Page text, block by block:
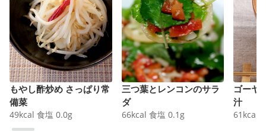
もやし酢炒め さっぱり常
備菜
49kcal 食塩 0.0g
三つ葉とレンコンのサラ
ダ
66kcal 食塩 0.1 g
ゴーヤ
汁
61 kcal